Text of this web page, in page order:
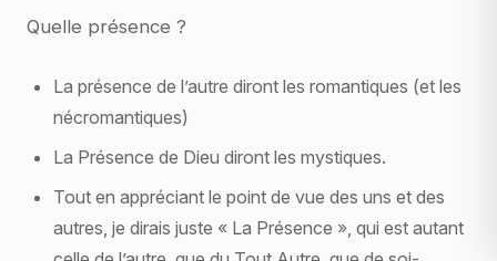
Quelle présence ?
La présence de l’autre diront les romantiques (et les
nécromantiques)
La Présence de Dieu diront les mystiques.
Tout en appréciant le point de vue des uns et des
autres, je dirais juste « La Présence », qui est autant